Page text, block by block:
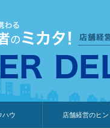
ハウ 店舗経営のヒン